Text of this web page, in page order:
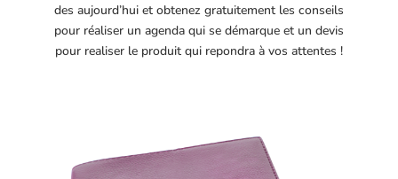
des aujourd’hui et obtenez gratuitement les conseils
pour réaliser un agenda qui se démarque et un devis
pour realiser le produit qui repondra à vos attentes !